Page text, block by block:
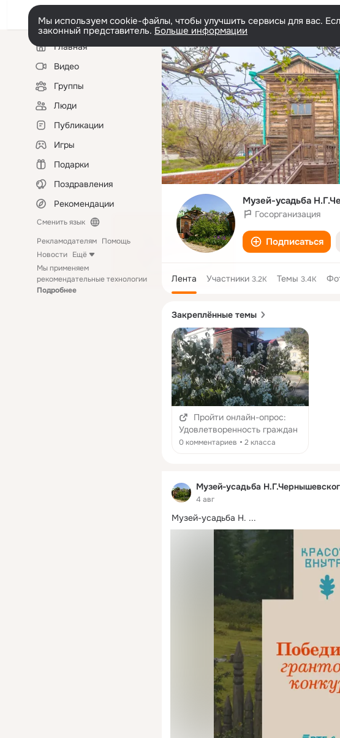
Мы используем cookie-файлы, чтобы улучшить сервисы для вас.
законный представитель. Больше информации
Левая
колонкаГлавная
Видео
Группы
Люди
Публикации
Игры
Подарки
Поздравления
Рекомендации
Сменить язык
Рекламодателям Помощь
Новости Ещё
Мы применяем
рекомендательные технологии
Подробнее
Музей-усадьба
Госорганизация
Подписаться
Лента Участники 3.2K Темы 3.4K
Закреплённые темы
Пройти онлайн-опрос:
Удовлетворенность граждан
работой государственных и
0 комментариев 2 класса
Музей-усадьба
4 авг
Музей-усадьба Н. ...